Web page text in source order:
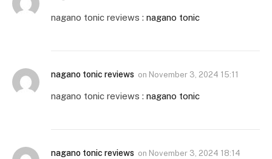
nagano tonic reviews : nagano tonic
nagano tonic reviews on November 3, 2024 15:11
nagano tonic reviews : nagano tonic
nagano tonic reviews on November 3, 2024 18:14